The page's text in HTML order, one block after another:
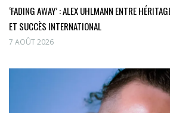
‘FADING AWAY’ : ALEX UHLMANN ENTRE
ET SUCCÈS INTERNATIONAL
7 AOÛT 2026